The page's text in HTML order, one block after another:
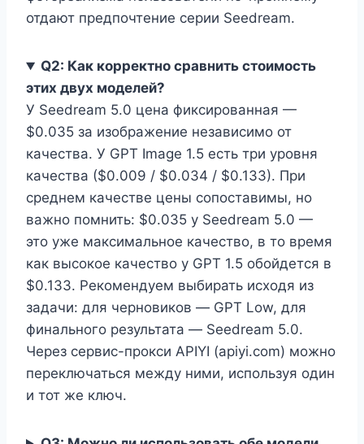
отдают предпочтение серии Seedream.
Q2: Как корректно сравнить стоимость
этих двух моделей?
У Seedream 5.0 цена фиксированная —
$0.035 за изображение независимо от
качества. У GPT Image 1.5 есть три уровня
качества ($0.009 / $0.034 / $0.133). При
среднем качестве цены сопоставимы, но
важно помнить: $0.035 у Seedream 5.0 —
это уже максимальное качество, в то время
как высокое качество у GPT 1.5 обойдется в
$0.133. Рекомендуем выбирать исходя из
задачи: для черновиков — GPT Low, для
финального результата — Seedream 5.0.
Через сервис-прокси APIYI (apiyi.com) можно
переключаться между ними, используя один
и тот же ключ.